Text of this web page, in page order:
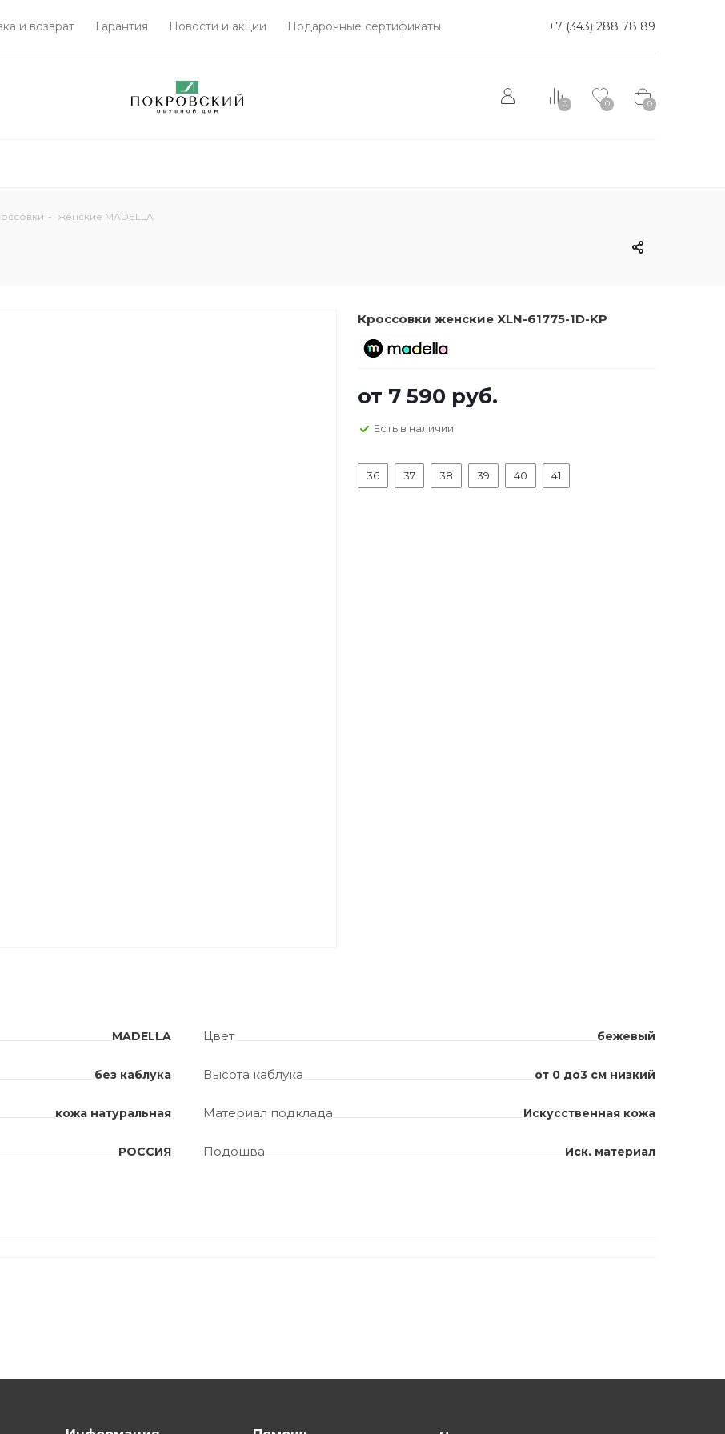
и возврат Гарантия Новости и акции Подарочные сертификаты +7 (343) 288 78 89
0 0 0
- женские MADELLA
Кроссовки женские XLN-61775-1D-KP
от 7 590 руб.
Есть в наличии
36 37 38 39 40 41
MADELLA Цвет бежевый
без каблука Высота каблука от 0 до3 см низкий
кожа натуральная Материал подклада Искусственная кожа
РОССИЯ Подошва Иск. материал